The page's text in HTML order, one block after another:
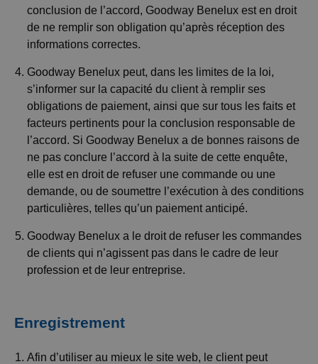
conclusion de l’accord, Goodway Benelux est en droit
de ne remplir son obligation qu’après réception des
informations correctes.
Goodway Benelux peut, dans les limites de la loi,
s’informer sur la capacité du client à remplir ses
obligations de paiement, ainsi que sur tous les faits et
facteurs pertinents pour la conclusion responsable de
l’accord. Si Goodway Benelux a de bonnes raisons de
ne pas conclure l’accord à la suite de cette enquête,
elle est en droit de refuser une commande ou une
demande, ou de soumettre l’exécution à des conditions
particulières, telles qu’un paiement anticipé.
Goodway Benelux a le droit de refuser les commandes
de clients qui n’agissent pas dans le cadre de leur
profession et de leur entreprise.
Enregistrement
Afin d’utiliser au mieux le site web, le client peut